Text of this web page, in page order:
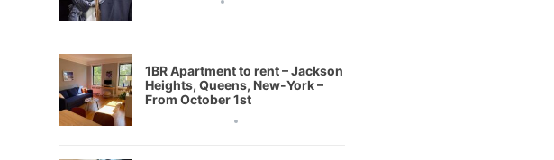
1BR Apartment to rent – Jackson
Heights, Queens, New-York –
From October 1st